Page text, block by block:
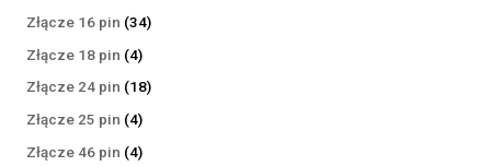
produkty
Złącze 16 pin 3434
Złącze 18 pin 44
produkty
Złącze 24 pin 1818
Złącze 25 pin 44
produkty
Złącze 46 pin 44